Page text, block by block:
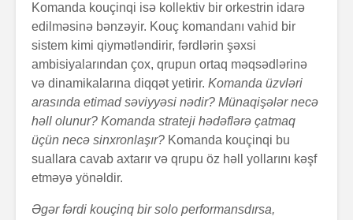
Komanda kouçinqi isə kollektiv bir orkestrin idarə
edilməsinə bənzəyir. Kouç komandanı vahid bir
sistem kimi qiymətləndirir, fərdlərin şəxsi
ambisiyalarından çox, qrupun ortaq məqsədlərinə
və dinamikalarına diqqət yetirir. Komanda üzvləri
arasında etimad səviyyəsi nədir? Münaqişələr necə
həll olunur? Komanda strateji hədəflərə çatmaq
üçün necə sinxronlaşır? Komanda kouçinqi bu
suallara cavab axtarır və qrupu öz həll yollarını kəşf
etməyə yönəldir.
Əgər fərdi kouçinq bir solo performansdırsa,